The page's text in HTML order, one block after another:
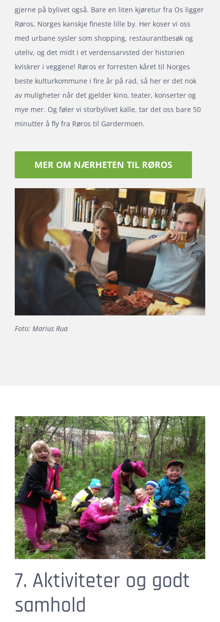
gjerne på bylivet også. Bare en liten kjøretur fra Os ligger
Røros, Norges kanskje fineste lille by. Her koser vi oss
med urbane sysler som shopping, restaurantbesøk og
uteliv, og det midt i et verdensarvsted der historien
kviskrer i veggene! Røros er forresten kåret til Norges
beste kulturkommune i fire år på rad, så her er det nok
av muligheter når det gjelder kino, teater, konserter og
mye mer. Og føler vi storbylivet kalle, tar det oss bare 50
minutter å fly fra Røros til Gardermoen.
MER OM NÆRHETEN TIL RØROS
Foto: Marius Rua
7. Aktiviteter og godt
samhold